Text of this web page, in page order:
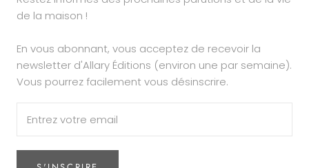
de la maison !
En vous abonnant, vous acceptez de recevoir la
newsletter d'Allary Éditions (environ une par semaine).
Vous pourrez facilement vous désinscrire.